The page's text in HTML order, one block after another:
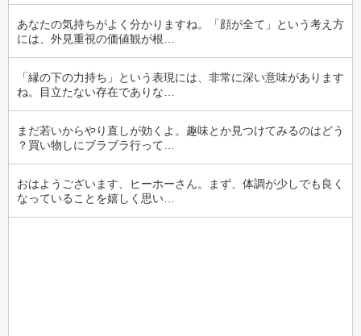
あなたの気持ちがよく分かりますね。「顔が全て」という考え方
には、外見重視の価値観が根…
「縁の下の力持ち」という表現には、非常に深い意味があります
ね。目立たない存在でありな…
まだ若いからやり直しが効くよ。趣味とか見つけてみるのはどう
？買い物しにブラブラ行って…
おはようございます、ヒーホーさん。まず、体調が少しでも良く
なっていることを嬉しく思い…